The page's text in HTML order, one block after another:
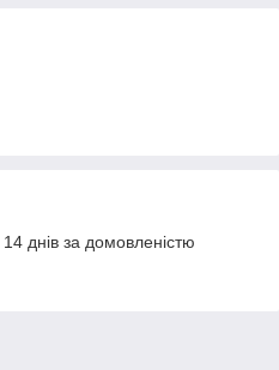
днів за домовленістю